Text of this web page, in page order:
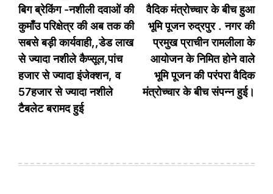
navigation
बिग ब्रेकिंग -नशीली दवाओं की
कुमाँउ परिक्षेत्र की अब तक की
सबसे बड़ी कार्यवाही,,डेड लाख
से ज्यादा नशीले कैप्सूल,पांच
हजार से ज्यादा इंजेक्शन, व
57हजार से ज्यादा नशीले
टैबलेट बरामद हुई
वैदिक मंत्रोच्चार के बीच हुआ
भूमि पूजन रुद्रपुर . नगर की
प्रमुख प्राचीन रामलीला के
आयोजन के निमित होने वाले
भूमि पूजन की परंपरा वैदिक
मंत्रोच्चार के बीच संपन्न हुई।